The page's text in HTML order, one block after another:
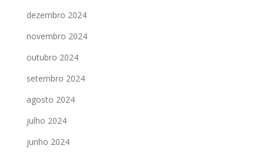
dezembro 2024
novembro 2024
outubro 2024
setembro 2024
agosto 2024
julho 2024
junho 2024